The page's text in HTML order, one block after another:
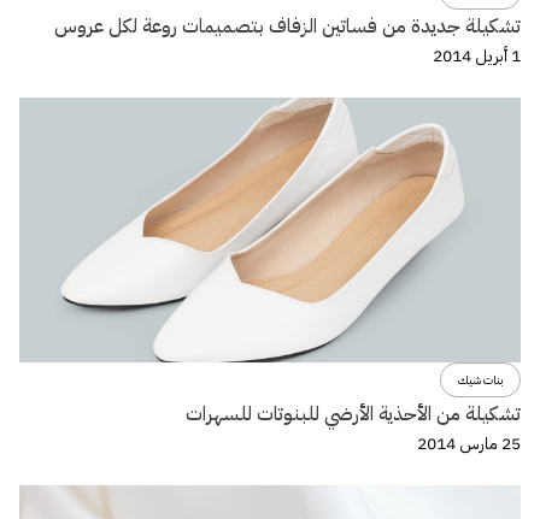
تشكيلة جديدة من فساتين الزفاف بتصميمات روعة لكل عروس
1 أبريل 2014
بنات شيك
تشكيلة من الأحذية الأرضي للبنوتات للسهرات
25 مارس 2014